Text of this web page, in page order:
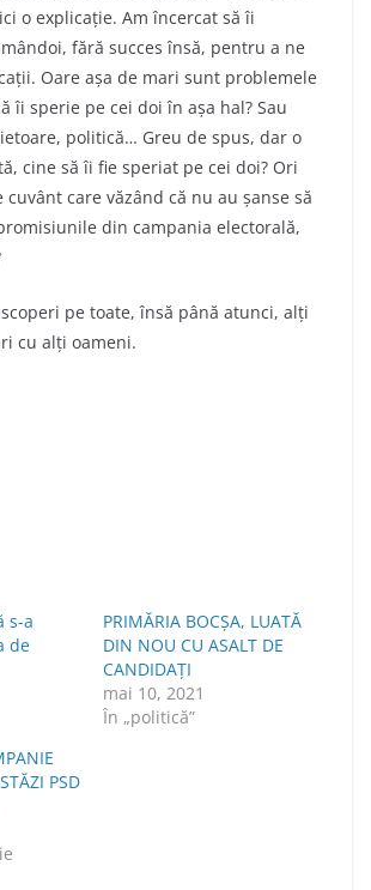
o explicație. Am încercat să îi
fără succes însă, pentru a ne
Oare așa de mari sunt problemele
îi sperie pe cei doi în așa hal? Sau
politică… Greu de spus, dar o
cine să îi fie speriat pe cei doi? Ori
care văzând că nu au șanse să
din campania electorală,
pe toate, însă până atunci, alți
cu alți oameni.
s-a
de
PRIMĂRIA BOCȘA, LUATĂ
DIN NOU CU ASALT DE
CANDIDAȚI
mai 10, 2021
În „politică”
PSD